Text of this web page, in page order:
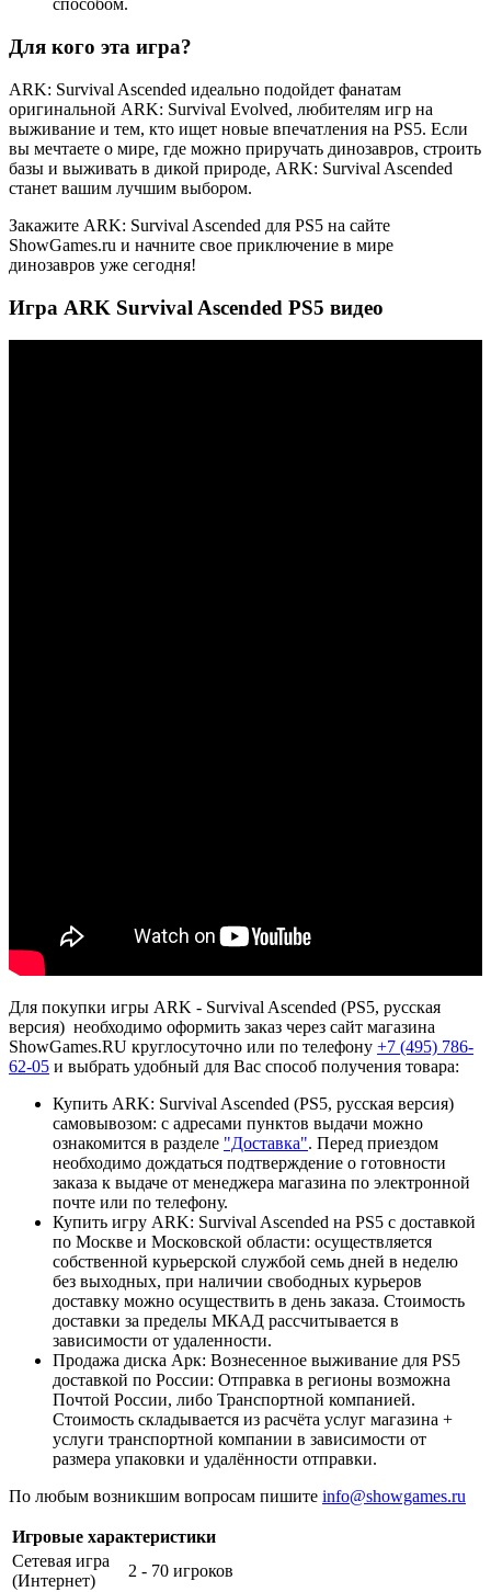
способом.
Для кого эта игра?
ARK: Survival Ascended идеально подойдет фанатам
оригинальной ARK: Survival Evolved, любителям игр на
выживание и тем, кто ищет новые впечатления на PS5. Если
вы мечтаете о мире, где можно приручать динозавров, строить
базы и выживать в дикой природе, ARK: Survival Ascended
станет вашим лучшим выбором.
Закажите ARK: Survival Ascended для PS5 на сайте
ShowGames.ru и начните свое приключение в мире
динозавров уже сегодня!
Игра ARK Survival Ascended PS5 видео
Для покупки игры ARK - Survival Ascended (PS5, русская
версия) необходимо оформить заказ через сайт магазина
ShowGames.RU круглосуточно или по телефону +7 (495) 786-
62-05 и выбрать удобный для Вас способ получения товара:
Купить ARK: Survival Ascended (PS5, русская версия)
самовывозом: с адресами пунктов выдачи можно
ознакомится в разделе "Доставка". Перед приездом
необходимо дождаться подтверждение о готовности
заказа к выдаче от менеджера магазина по электронной
почте или по телефону.
Купить игру ARK: Survival Ascended на PS5 с доставкой
по Москве и Московской области: осуществляется
собственной курьерской службой семь дней в неделю
без выходных, при наличии свободных курьеров
доставку можно осуществить в день заказа. Стоимость
доставки за пределы МКАД рассчитывается в
зависимости от удаленности.
Продажа диска Арк: Вознесенное выживание для PS5
доставкой по России: Отправка в регионы возможна
Почтой России, либо Транспортной компанией.
Стоимость складывается из расчёта услуг магазина +
услуги транспортной компании в зависимости от
размера упаковки и удалённости отправки.
По любым возникшим вопросам пишите info@showgames.ru
Игровые характеристики
Сетевая игра
(Интернет)
2 - 70 игроков